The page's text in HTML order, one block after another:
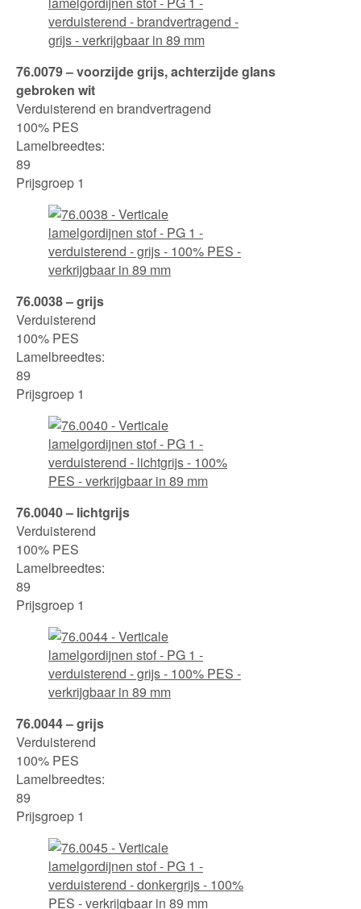
76.0079 – voorzijde grijs, achterzijde glans
gebroken wit
Verduisterend en brandvertragend
100% PES
Lamelbreedtes:
89
Prijsgroep 1
76.0038 – grijs
Verduisterend
100% PES
Lamelbreedtes:
89
Prijsgroep 1
76.0040 – lichtgrijs
Verduisterend
100% PES
Lamelbreedtes:
89
Prijsgroep 1
76.0044 – grijs
Verduisterend
100% PES
Lamelbreedtes:
89
Prijsgroep 1